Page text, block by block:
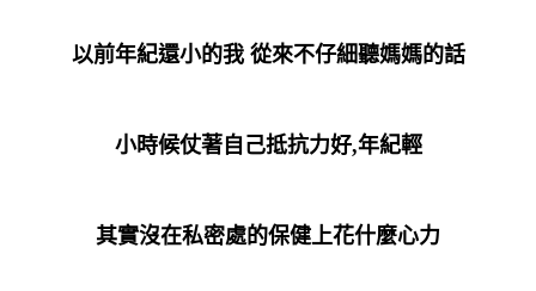
以前年紀還小的我 從來不仔細聽媽媽的話
小時候仗著自己抵抗力好,年紀輕
其實沒在私密處的保健上花什麼心力